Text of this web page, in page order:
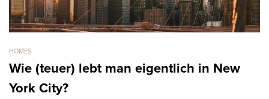
HOMES
Wie (teuer) lebt man eigentlich in New
York City?